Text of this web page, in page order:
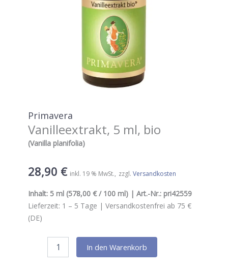
Primavera
Vanilleextrakt, 5 ml, bio
(Vanilla planifolia)
28,90 € inkl. 19 % MwSt. zzgl. Versandkosten
Inhalt: 5 ml (578,00 € / 100 ml) | Art.-Nr.: pri42559
Lieferzeit: 1 – 5 Tage | Versandkostenfrei ab 75 €
(DE)
Vanilleextrakt,
In den Warenkorb